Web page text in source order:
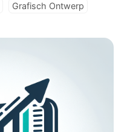
Grafisch Ontwerp